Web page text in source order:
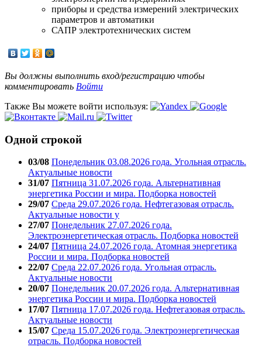
приборы и средства измерений электрических
параметров и автоматики
САПР электротехнических систем
Вы должны выполнить вход/регистрацию чтобы
комментировать Войти
Также Вы можете войти используя:
Одной строкой
03/08 Понедельник 03.08.2026 года. Угольная отрасль.
Актуальные новости
31/07 Пятница 31.07.2026 года. Альтернативная
энергетика России и мира. Подборка новостей
29/07 Среда 29.07.2026 года. Нефтегазовая отрасль.
Актуальные новости у
27/07 Понедельник 27.07.2026 года.
Электроэнергетическая отрасль. Подборка новостей
24/07 Пятница 24.07.2026 года. Атомная энергетика
России и мира. Подборка новостей
22/07 Среда 22.07.2026 года. Угольная отрасль.
Актуальные новости
20/07 Понедельник 20.07.2026 года. Альтернативная
энергетика России и мира. Подборка новостей
17/07 Пятница 17.07.2026 года. Нефтегазовая отрасль.
Актуальные новости
15/07 Среда 15.07.2026 года. Электроэнергетическая
отрасль. Подборка новостей